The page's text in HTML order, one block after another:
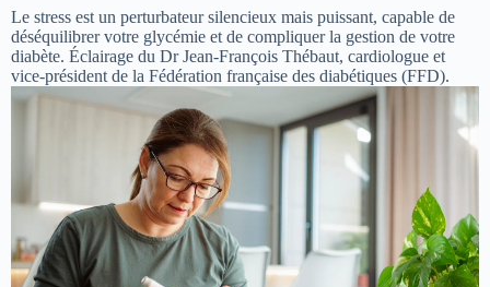
Le stress est un perturbateur silencieux mais puissant, capable de
déséquilibrer votre glycémie et de compliquer la gestion de votre
diabète. Éclairage du Dr Jean-François Thébaut, cardiologue et
vice-président de la Fédération française des diabétiques (FFD).